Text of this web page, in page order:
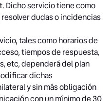
Dicho servicio tiene como
dudas o incidencias
tales como horarios de
tiempos de respuesta,
etc, dependerá del plan
dichas
y sin más obligación